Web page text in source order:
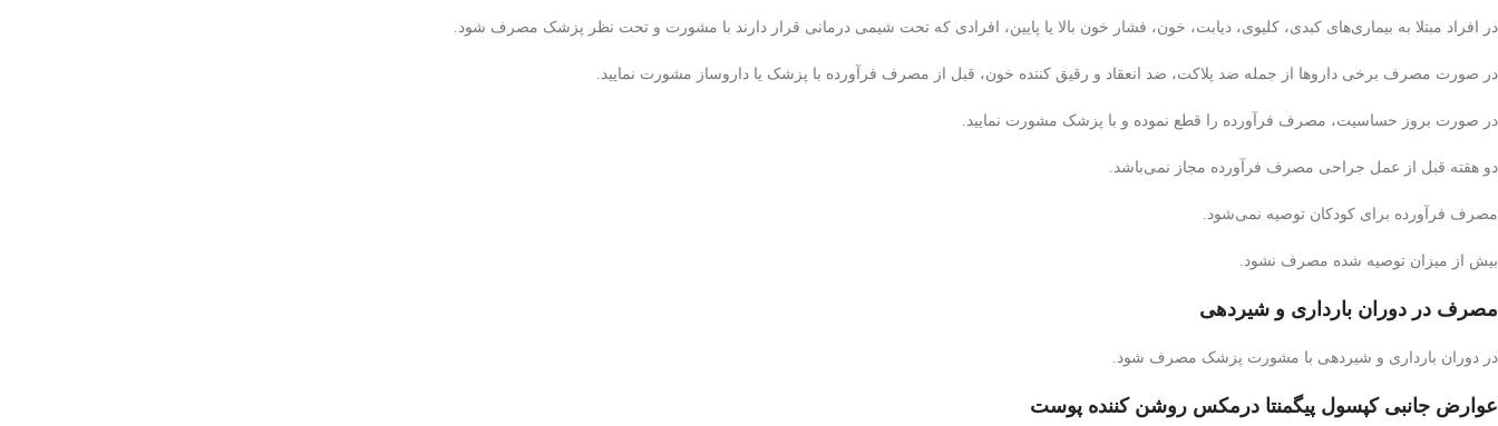
در افراد مبتلا به بیماری‌های کبدی، کلیوی، دیابت، خون، فشار خون بالا یا پایین، افرادی که تحت شیمی درمانی قرار دارند با مشورت و تحت نظر پزشک مصرف شود.
در صورت مصرف برخی داروها از جمله ضد پلاکت، ضد انعقاد و رقیق کننده خون، قبل از مصرف فرآورده با پزشک یا داروساز مشورت نمایید.
در صورت بروز حساسیت، مصرف فرآورده را قطع نموده و با پزشک مشورت نمایید.
دو هقته قبل از عمل جراحی مصرف فرآورده مجاز نمی‌باشد.
مصرف فرآورده برای کودکان توصیه نمی‌شود.
بیش از میزان توصیه شده مصرف نشود.
مصرف در دوران بارداری و شیردهی
در دوران بارداری و شیردهی با مشورت پزشک مصرف شود.
عوارض جانبی کپسول پیگمنتا درمکس روشن کننده پوست